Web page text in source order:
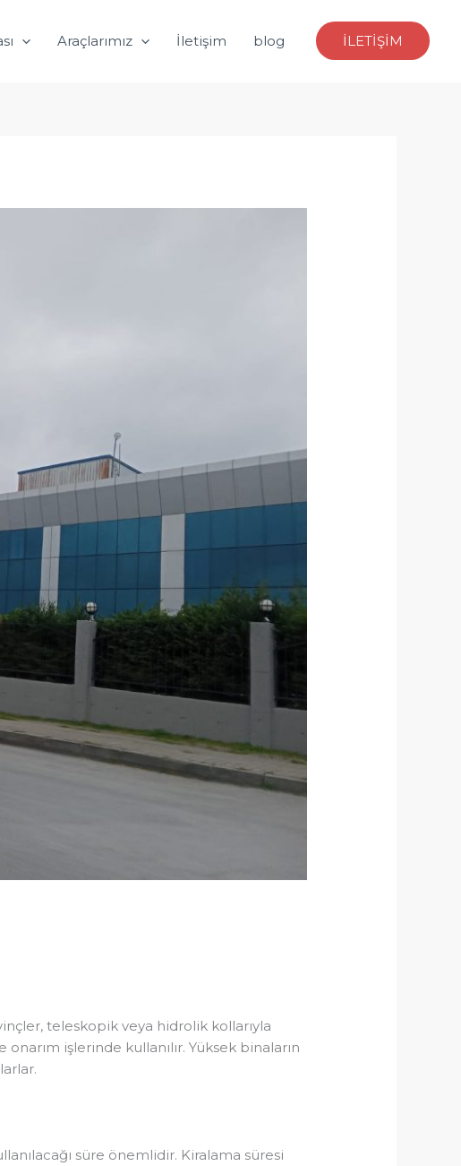
Araçlarımız İletişim blog İLETİŞİM
teleskopik veya hidrolik kollarıyla
işlerinde kullanılır. Yüksek binaların
süre önemlidir. Kiralama süresi